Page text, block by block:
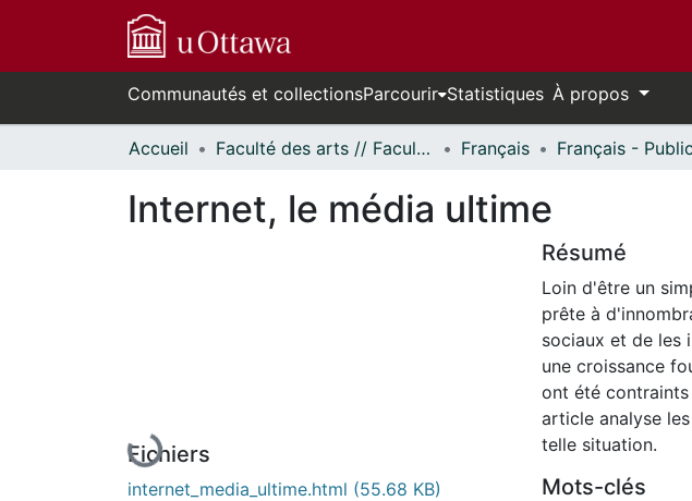
Communautés et collectionsParcourir Statistiques À propos
Accueil Faculté des arts // Faculty of Arts Français Français -
Internet, le média ultime
En cours de chargement...
Fichiers
internet_media_ultime.html (55.68 KB)
Résumé
Loin d'être un
prête à
sociaux et de les
une croissance
ont été
article analyse
telle situation.
Mots-clés